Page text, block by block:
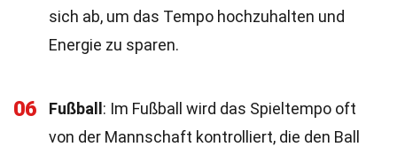
sich ab, um das Tempo hochzuhalten und
Energie zu sparen.
06 Fußball : Im Fußball wird das Spieltempo oft
von der Mannschaft kontrolliert, die den Ball